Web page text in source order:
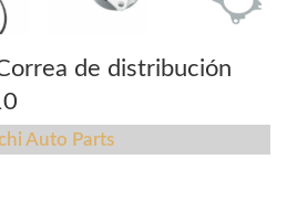
de distribución
Auto Parts